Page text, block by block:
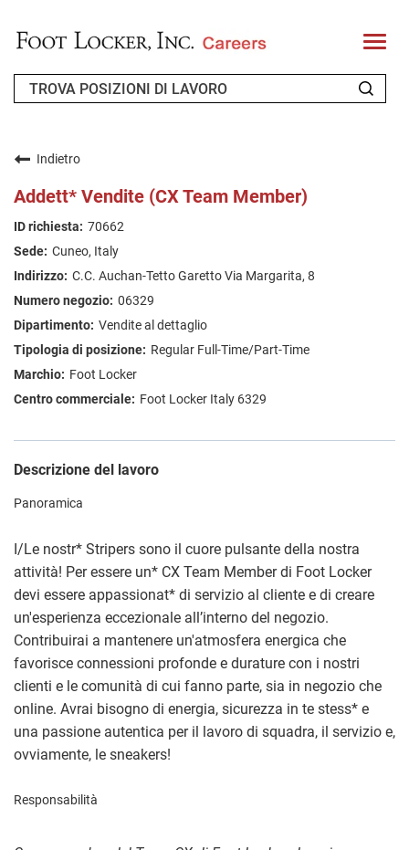
T
o
l
FAQ
CERCA LAVORO
Indietro
Addett* Vendite (CX Team Member)
70662
Cuneo, Italy
C.C. Auchan-Tetto Garetto Via Margarita, 8
06329
Vendite al dettaglio
Regular Full-Time/Part-Time
Foot Locker
Foot Locker Italy 6329
Descrizione del lavoro
Panoramica
I/Le nostr* Stripers sono il cuore pulsante della nostra
attività! Per essere un* CX Team Member di Foot Locker
devi essere appassionat* di servizio al cliente e di creare
un'esperienza eccezionale all’interno del negozio.
Contribuirai a mantenere un'atmosfera energica che
favorisce connessioni profonde e durature con i nostri
clienti e le comunità di cui fanno parte, sia in negozio che
online. Avrai bisogno di energia, sicurezza in te stess* e
una passione autentica per il lavoro di squadra, il servizio e,
ovviamente, le sneakers!
Responsabilità